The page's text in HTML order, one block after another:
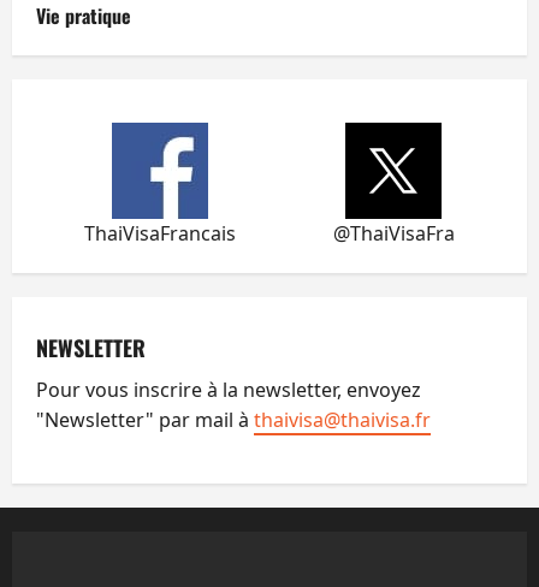
Vie pratique
ThaiVisaFrancais @ThaiVisaFra
NEWSLETTER
Pour vous inscrire à la newsletter, envoyez
"Newsletter" par mail à thaivisa@thaivisa.fr